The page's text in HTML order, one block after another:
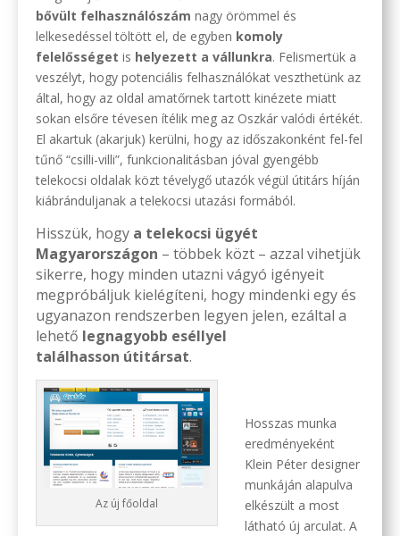
bővült felhasználószám nagy örömmel és
lelkesedéssel töltött el, de egyben komoly
felelősséget is helyezett a vállunkra. Felismertük a
veszélyt, hogy potenciális felhasználókat veszthetünk az
által, hogy az oldal amatőrnek tartott kinézete miatt
sokan elsőre tévesen ítélik meg az Oszkár valódi értékét.
El akartuk (akarjuk) kerülni, hogy az időszakonként fel-fel
tűnő “csilli-villi”, funkcionalitásban jóval gyengébb
telekocsi oldalak közt tévelygő utazók végül útitárs híján
kiábránduljanak a telekocsi utazási formából.
Hisszük, hogy a telekocsi ügyét
Magyarországon – többek közt – azzal vihetjük
sikerre, hogy minden utazni vágyó igényeit
megpróbáljuk kielégíteni, hogy mindenki egy és
ugyanazon rendszerben legyen jelen, ezáltal a
lehető legnagyobb eséllyel
találhasson útitársat.
Az új főoldal
Hosszas munka
eredményeként
Klein Péter designer
munkáján alapulva
elkészült a most
látható új arculat. A